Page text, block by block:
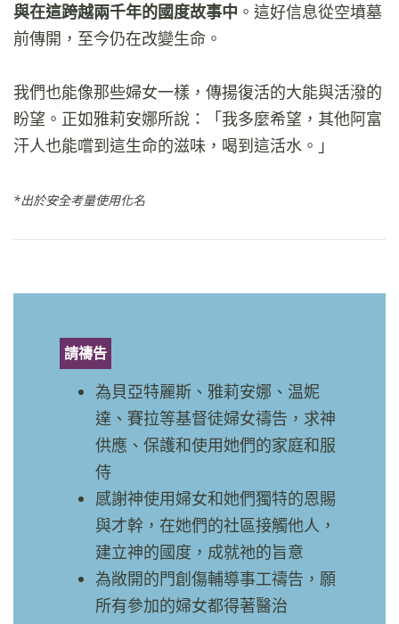
與在這跨越兩千年的國度故事中 。這好信息從空墳墓
前傳開，至今仍在改變生命。
我們也能像那些婦女一樣，傳揚復活的大能與活潑的
盼望。正如雅莉安娜所說：「我多麼希望，其他阿富
汗人也能嚐到這生命的滋味，喝到這活水。」
*出於安全考量使用化名
請禱告
為貝亞特麗斯、雅莉安娜、温妮
達、賽拉等基督徒婦女禱告，求神
供應、保護和使用她們的家庭和服
侍
感謝神使用婦女和她們獨特的恩賜
與才幹，在她們的社區接觸他人，
建立神的國度，成就祂的旨意
為敞開的門創傷輔導事工禱告，願
所有參加的婦女都得著醫治